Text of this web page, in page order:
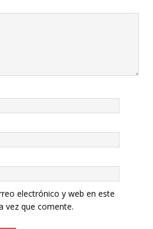
electrónico y web en este
vez que comente.